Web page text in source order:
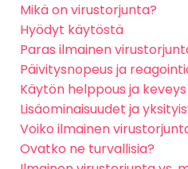
Mikä on virustorjunta?
Hyödyt käytöstä
Paras ilmainen
Päivitysnopeus ja
Käytön helppous ja keveys
Lisäominaisuudet ja
Voiko ilmainen
Ovatko ne turvallisia?